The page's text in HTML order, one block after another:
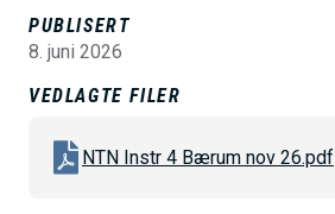
PUBLISERT
8. juni 2026
VEDLAGTE FILER
NTN Instr 4 Bærum nov 26.pdf